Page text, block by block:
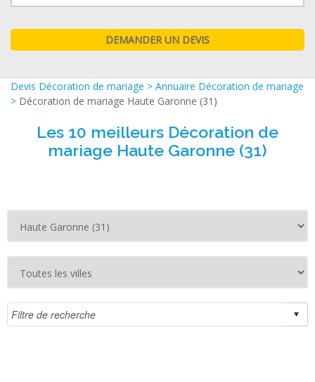
Devis Décoration de mariage > Annuaire Décoration de mariage
> Décoration de mariage Haute Garonne (31)
Les 10 meilleurs Décoration de
mariage Haute Garonne (31)